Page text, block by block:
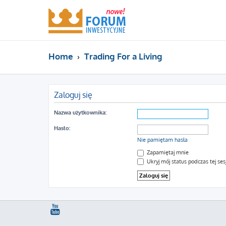
Home Trading For a Living
Zaloguj się
Nazwa użytkownika:
Hasło:
Nie pamiętam hasła
Zapamiętaj mnie
Ukryj mój status podczas tej